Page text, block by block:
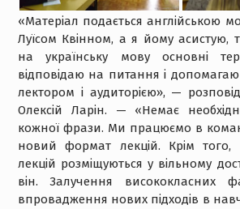
«Матеріал подається англійською
Луїсом Квінном, а я йому асистую,
на українську мову основні
відповідаю на питання і допомагаю
лектором і аудиторією», —
Олексій Ларін. — «Немає
кожної фрази. Ми працюємо в
новий формат лекцій. Крім того,
лекцій розміщуються у вільному
він. Залучення висококласних
впровадження нових підходів в